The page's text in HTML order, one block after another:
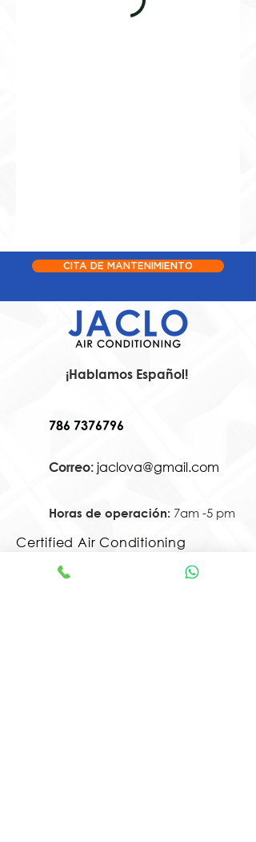
CITA DE MANTENIMIENTO
¡Hablamos Español!
786 7376796
Correo: jaclova@gmail.com
Horas de operación: 7am -5 pm
Certified Air Conditioning
Contractor
License - Florida